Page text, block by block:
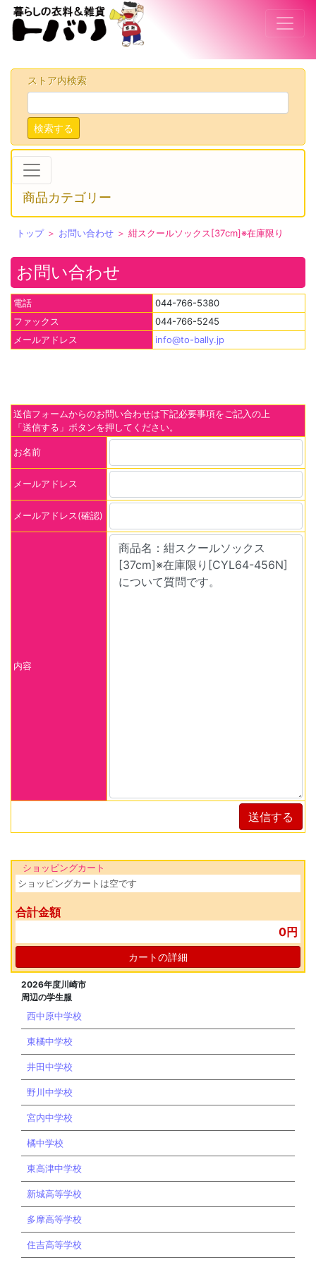
ストア内検索
検索する
商品カテゴリー
トップ＞ お問い合わせ ＞ 紺スクールソックス[37cm]※在庫限り
お問い合わせ
電話
044-766-5380
ファックス
044-766-5245
メールアドレス
info@to-bally.jp
送信フォームからのお問い合わせは下記必要事項をご記入の上
「送信する」ボタンを押してください。
お名前
メールアドレス
メールアドレス(確認)
内容
送信する
ショッピングカート
ショッピングカートは空です
合計金額
0円
カートの詳細
2026年度川崎市
周辺の学生服
西中原中学校
東橘中学校
井田中学校
野川中学校
宮内中学校
橘中学校
東高津中学校
新城高等学校
多摩高等学校
住吉高等学校